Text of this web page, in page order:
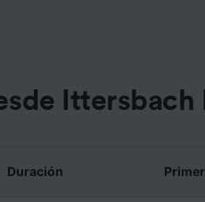
Ittersbach
Duración